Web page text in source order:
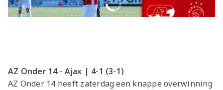
AZ Onder 14 - Ajax | 4-1 (3-1)
AZ Onder 14 heeft zaterdag een knappe overwinning